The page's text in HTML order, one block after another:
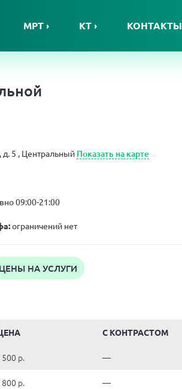
МРТ › КТ › КОНТАКТЫ
д. 5 , Центральный Показать на карте
09:00-21:00
ограничений нет
ЦЕНЫ НА УСЛУГИ
С КОНТРАСТОМ
р. —
р. —